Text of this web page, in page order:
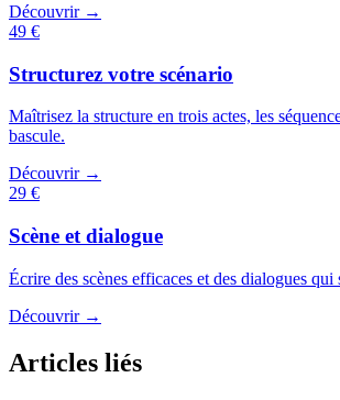
Découvrir →
49 €
Structurez votre scénario
Maîtrisez la structure en trois actes, les
bascule.
Découvrir →
29 €
Scène et dialogue
Écrire des scènes efficaces et des dialogues qui
Découvrir →
Articles liés